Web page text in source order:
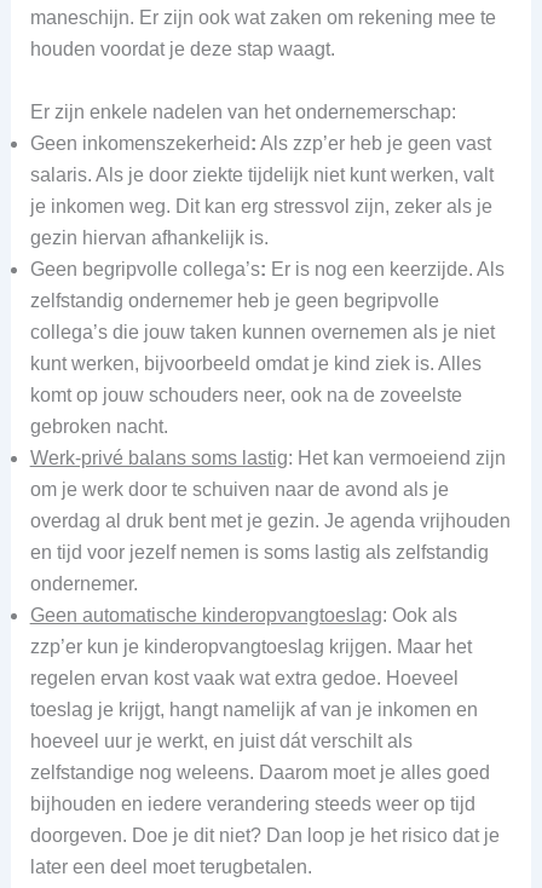
maneschijn. Er zijn ook wat zaken om rekening mee te
houden voordat je deze stap waagt.
Er zijn enkele nadelen van het ondernemerschap:
Geen inkomenszekerheid: Als zzp’er heb je geen vast
salaris. Als je door ziekte tijdelijk niet kunt werken, valt
je inkomen weg. Dit kan erg stressvol zijn, zeker als je
gezin hiervan afhankelijk is.
Geen begripvolle collega’s: Er is nog een keerzijde. Als
zelfstandig ondernemer heb je geen begripvolle
collega’s die jouw taken kunnen overnemen als je niet
kunt werken, bijvoorbeeld omdat je kind ziek is. Alles
komt op jouw schouders neer, ook na de zoveelste
gebroken nacht.
Werk-privé balans soms lastig: Het kan vermoeiend zijn
om je werk door te schuiven naar de avond als je
overdag al druk bent met je gezin. Je agenda vrijhouden
en tijd voor jezelf nemen is soms lastig als zelfstandig
ondernemer.
Geen automatische kinderopvangtoeslag: Ook als
zzp’er kun je kinderopvangtoeslag krijgen. Maar het
regelen ervan kost vaak wat extra gedoe. Hoeveel
toeslag je krijgt, hangt namelijk af van je inkomen en
hoeveel uur je werkt, en juist dát verschilt als
zelfstandige nog weleens. Daarom moet je alles goed
bijhouden en iedere verandering steeds weer op tijd
doorgeven. Doe je dit niet? Dan loop je het risico dat je
later een deel moet terugbetalen.